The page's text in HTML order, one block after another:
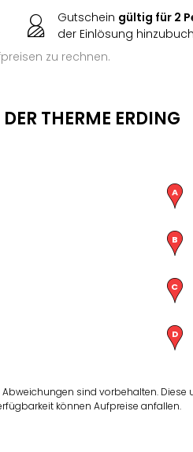
Gutschein gültig für 2
der Einlösung
zu rechnen.
THERME ERDING
sind vorbehalten. Diese
können Aufpreise anfallen.